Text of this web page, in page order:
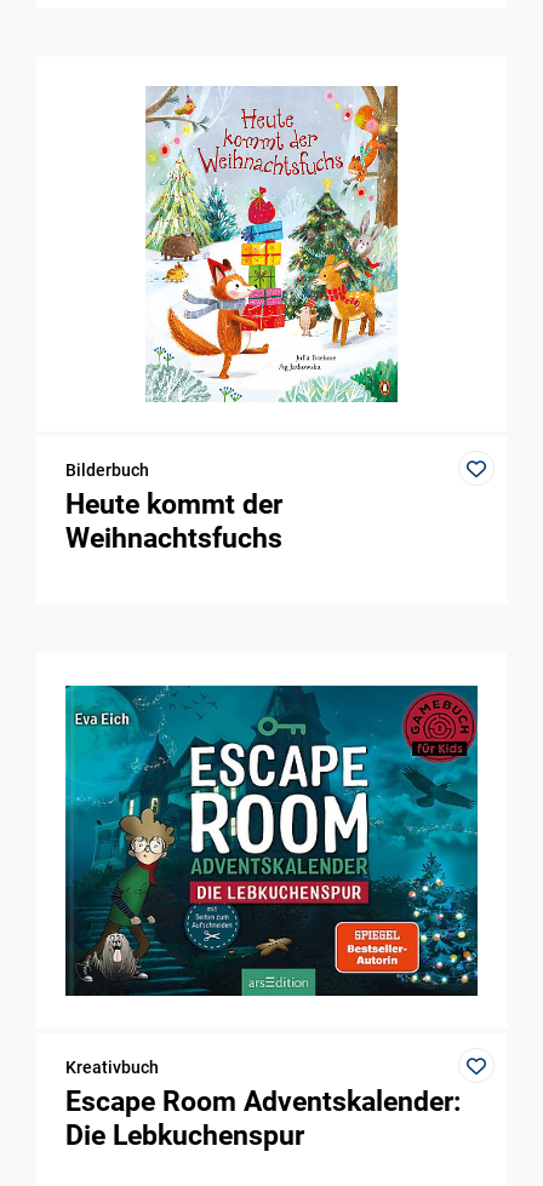
Bilderbuch
Heute kommt der
Weihnachtsfuchs
Kreativbuch
Escape Room Adventskalender:
Die Lebkuchenspur